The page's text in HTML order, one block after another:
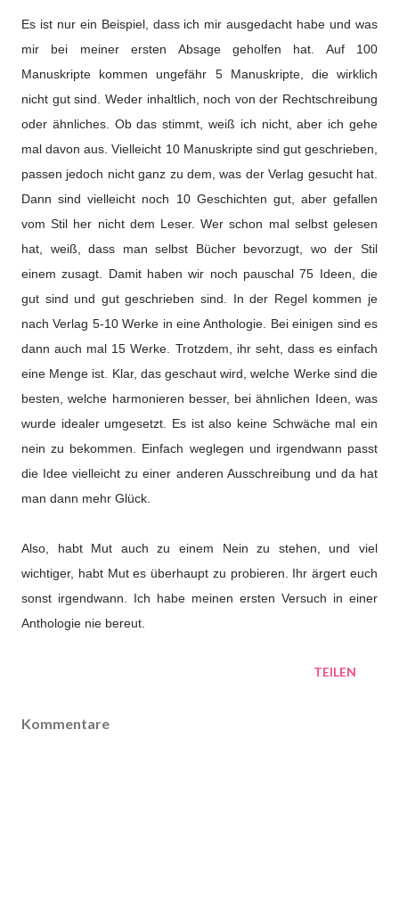
Es ist nur ein Beispiel, dass ich mir ausgedacht habe und was
mir bei meiner ersten Absage geholfen hat. Auf 100
Manuskripte kommen ungefähr 5 Manuskripte, die wirklich
nicht gut sind. Weder inhaltlich, noch von der Rechtschreibung
oder ähnliches. Ob das stimmt, weiß ich nicht, aber ich gehe
mal davon aus. Vielleicht 10 Manuskripte sind gut geschrieben,
passen jedoch nicht ganz zu dem, was der Verlag gesucht hat.
Dann sind vielleicht noch 10 Geschichten gut, aber gefallen
vom Stil her nicht dem Leser. Wer schon mal selbst gelesen
hat, weiß, dass man selbst Bücher bevorzugt, wo der Stil
einem zusagt. Damit haben wir noch pauschal 75 Ideen, die
gut sind und gut geschrieben sind. In der Regel kommen je
nach Verlag 5-10 Werke in eine Anthologie. Bei einigen sind es
dann auch mal 15 Werke. Trotzdem, ihr seht, dass es einfach
eine Menge ist. Klar, das geschaut wird, welche Werke sind die
besten, welche harmonieren besser, bei ähnlichen Ideen, was
wurde idealer umgesetzt. Es ist also keine Schwäche mal ein
nein zu bekommen. Einfach weglegen und irgendwann passt
die Idee vielleicht zu einer anderen Ausschreibung und da hat
man dann mehr Glück.
Also, habt Mut auch zu einem Nein zu stehen, und viel
wichtiger, habt Mut es überhaupt zu probieren. Ihr ärgert euch
sonst irgendwann. Ich habe meinen ersten Versuch in einer
Anthologie nie bereut.
TEILEN
Kommentare